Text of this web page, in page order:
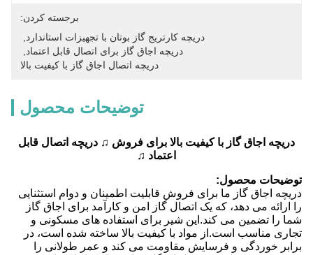
برجسته کردن:
دریچه کارتریج گاز بوتان با تجهیزات استاندارد
دریچه اجاق گاز برای اتصال قابل اعتماد
دریچه اتصال اجاق گاز با کیفیت بالا
توضیحات محصول
دریچه اجاق گاز با کیفیت بالا برای فروش ♫ دریچه اتصال قابل
اعتماد ♫
توضیحات محصول:
دریچه اجاق گاز ما برای فروش قابلیت اطمینان و دوام استثنایی
را ارائه می دهد، که یک اتصال گاز امن و کارآمد برای اجاق گاز
شما را تضمین می کند.این شیر برای استفاده های مسکونی و
تجاری مناسب است.از مواد با کیفیت بالا ساخته شده است، در
برابر خوردگی و فرسایش مقاومت می کند و عمر طولانی را